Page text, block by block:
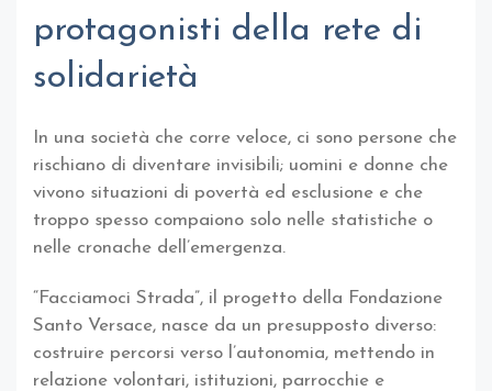
protagonisti della rete di
solidarietà
In una società che corre veloce, ci sono persone che
rischiano di diventare invisibili; uomini e donne che
vivono situazioni di povertà ed esclusione e che
troppo spesso compaiono solo nelle statistiche o
nelle cronache dell’emergenza.
“Facciamoci Strada”, il progetto della Fondazione
Santo Versace, nasce da un presupposto diverso:
costruire percorsi verso l’autonomia, mettendo in
relazione volontari, istituzioni, parrocchie e